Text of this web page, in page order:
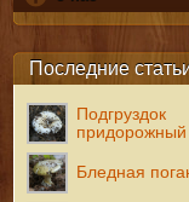
Последние
Подгруздок
придорожный
Бледная